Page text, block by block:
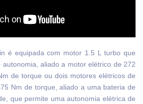
é equipada com motor 1.5 L turbo que
aliado a motor elétrico de 272
de torque ou dois motores elétricos de
Nm de torque, aliado a uma bateria de
que permite uma autonomia elétrica de